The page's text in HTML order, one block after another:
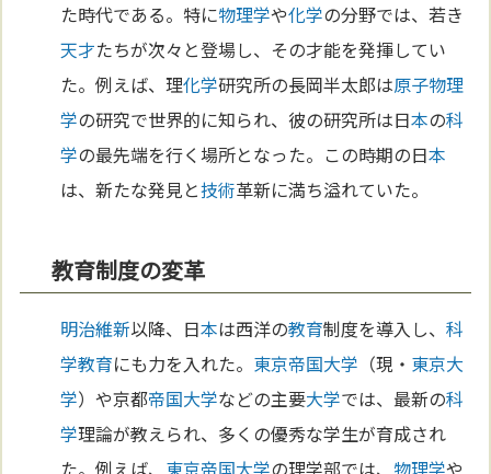
た時代である。特に物理学や化学の分野では、若き
天才たちが次々と登場し、その才能を発揮してい
た。例えば、理化学研究所の長岡半太郎は原子物理
学の研究で世界的に知られ、彼の研究所は日本の科
学の最先端を行く場所となった。この時期の日本
は、新たな発見と技術革新に満ち溢れていた。
教育制度の変革
明治維新以降、日本は西洋の教育制度を導入し、科
学教育にも力を入れた。 東京帝国大学 （現・ 東京大
学）や京都帝国大学などの主要大学では、最新の科
学理論が教えられ、多くの優秀な学生が育成され
た。例えば、 東京帝国大学の理学部では、 物理学や